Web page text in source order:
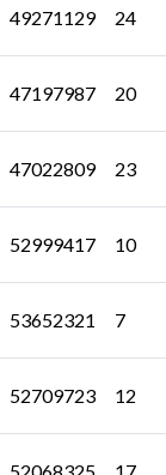
49271129 24
47197987 20
47022809 23
52999417 10
53652321 7
52709723 12